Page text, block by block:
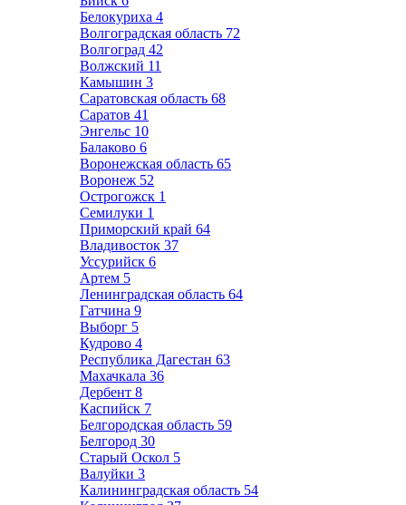
Белокуриха 4
Волгоградская область 72
Волгоград 42
Волжский 11
Камышин 3
Саратовская область 68
Саратов 41
Энгельс 10
Балаково 6
Воронежская область 65
Воронеж 52
Острогожск 1
Семилуки 1
Приморский край 64
Владивосток 37
Уссурийск 6
Артем 5
Ленинградская область 64
Гатчина 9
Выборг 5
Кудрово 4
Республика Дагестан 63
Махачкала 36
Дербент 8
Каспийск 7
Белгородская область 59
Белгород 30
Старый Оскол 5
Валуйки 3
Калининградская область 54